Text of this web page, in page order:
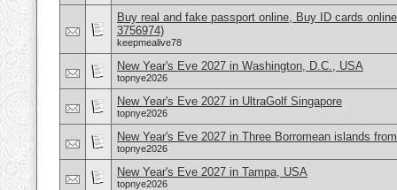
Buy real and fake passport online, Buy ID cards
3756974)
keepmealive78
New Year's Eve 2027 in Washington, D.C., USA
topnye2026
New Year's Eve 2027 in UltraGolf Singapore
topnye2026
New Year's Eve 2027 in Three Borromean islands
topnye2026
New Year's Eve 2027 in Tampa, USA
topnye2026